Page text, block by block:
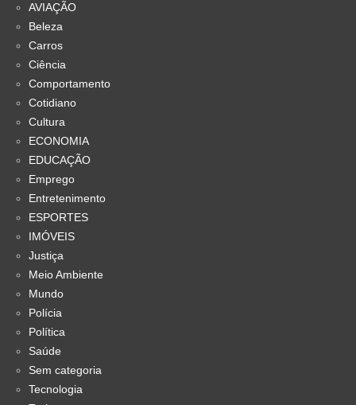
AVIAÇÃO
Beleza
Carros
Ciência
Comportamento
Cotidiano
Cultura
ECONOMIA
EDUCAÇÃO
Emprego
Entretenimento
ESPORTES
IMÓVEIS
Justiça
Meio Ambiente
Mundo
Polícia
Política
Saúde
Sem categoria
Tecnologia